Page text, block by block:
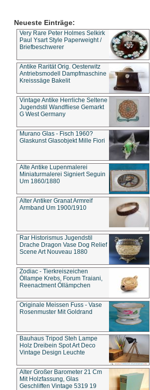
Neueste Einträge:
Very Rare Peter Holmes Selkirk
Paul Ysart Style Paperweight /
Briefbeschwerer
Antike Rarität Orig. Oesterwitz
Antriebsmodell Dampfmaschine
Kreisssäge Bakelit
Vintage Antike Herrliche Seltene
Jugendstil Wandfliese Gemarkt
G West Germany
Murano Glas - Fisch 1960?
Glaskunst Glasobjekt Mille Fiori
Alte Antike Lupenmalerei
Miniaturmalerei Signiert Seguin
Um 1860/1880
Alter Antiker Granat Armreif
Armband Um 1900/1910
Rar Historismus Jugendstil
Drache Dragon Vase Dog Relief
Scene Art Nouveau 1880
Zodiac - Tierkreiszeichen
Öllampe Krebs, Forum Traiani,
Reenactment Öllämpchen
Originale Meissen Fuss - Vase
Rosenmuster Mit Goldrand
Bauhaus Tripod Steh Lampe
Holz Dreibein Spot Art Deco
Vintage Design Leuchte
Alter Großer Barometer 21 Cm
Mit Holzfassung, Glas
Geschliffen Vintage 5319 19